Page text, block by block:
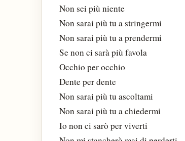
Non sei più niente
Non sarai più tu a stringermi
Non sarai più tu a prendermi
Se non ci sarà più favola
Occhio per occhio
Dente per dente
Non sarai più tu ascoltami
Non sarai più tu a chiedermi
Io non ci sarò per viverti